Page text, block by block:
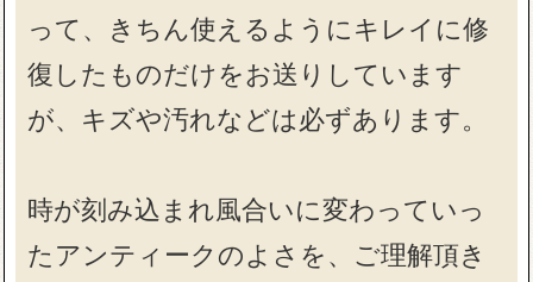
って、きちん使えるようにキレイに修
復したものだけをお送りしています
が、キズや汚れなどは必ずあります。
時が刻み込まれ風合いに変わっていっ
たアンティークのよさを、ご理解頂き